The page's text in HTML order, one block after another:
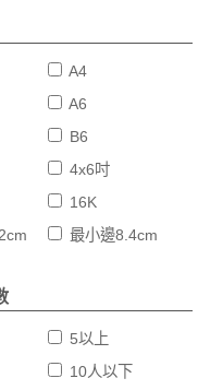
A4
A6
B6
4x6吋
16K
最小邊8.4cm
5以上
10人以下